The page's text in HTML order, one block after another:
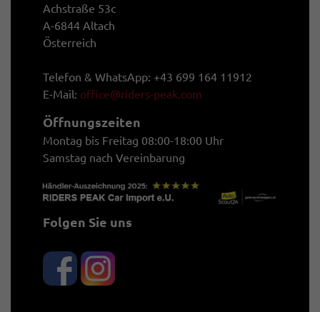
Achstraße 53c
A-6844 Altach
Österreich
Telefon & WhatsApp: +43 699 164 11912
E-Mail: office@riders-peak.com
Öffnungszeiten
Montag bis Freitag 08:00-18:00 Uhr
Samstag nach Vereinbarung
Folgen Sie uns